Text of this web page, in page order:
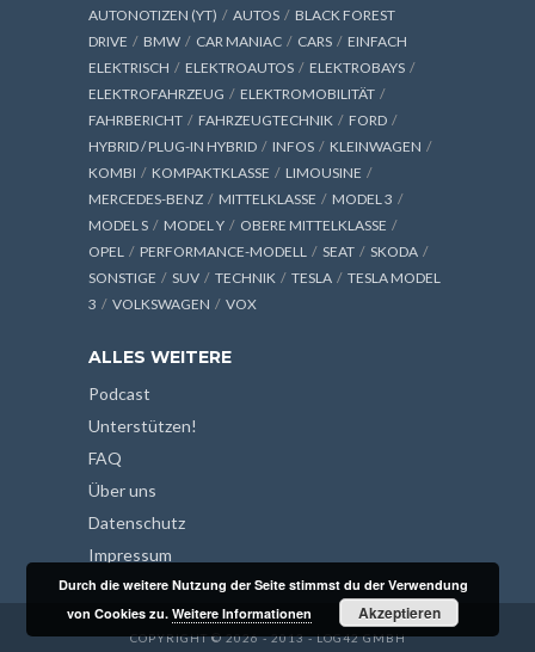
AUTONOTIZEN (YT)
AUTOS
BLACK FOREST
DRIVE
BMW CAR MANIAC CARS
EINFACH
ELEKTRISCH
ELEKTROAUTOS
ELEKTROBAYS
ELEKTROFAHRZEUG
ELEKTROMOBILITÄT
FAHRBERICHT
FAHRZEUGTECHNIK
FORD
HYBRID / PLUG-IN HYBRID
INFOS
KLEINWAGEN
KOMBI
KOMPAKTKLASSE
LIMOUSINE
MERCEDES-BENZ
MITTELKLASSE
MODEL 3
MODEL S
MODEL Y
OBERE MITTELKLASSE
OPEL
PERFORMANCE-MODELL SEAT
SKODA
SONSTIGE
SUV TECHNIK TESLA
TESLA MODEL
3
VOLKSWAGEN VOX
ALLES WEITERE
Podcast
Unterstützen!
FAQ
Über uns
Datenschutz
Impressum
COPYRIGHT © 2026 - 2013 - LOG42 GMBH
Durch die weitere Nutzung der Seite stimmst du der Verwendung
von Cookies zu.Weitere Informationen Akzeptieren